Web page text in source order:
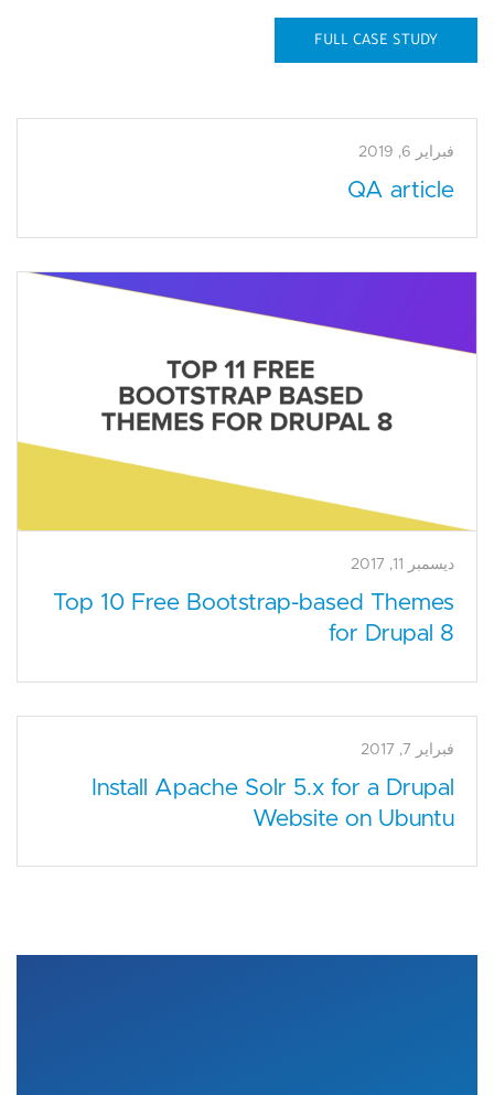
FULL CASE STUDY
فبراير 6, 2019
QA article
ديسمبر 11, 2017
Top 10 Free Bootstrap-based Themes
for Drupal 8
فبراير 7, 2017
Install Apache Solr 5.x for a Drupal
Website on Ubuntu